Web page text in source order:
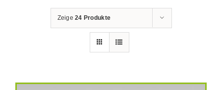
Zeige24 Produkte